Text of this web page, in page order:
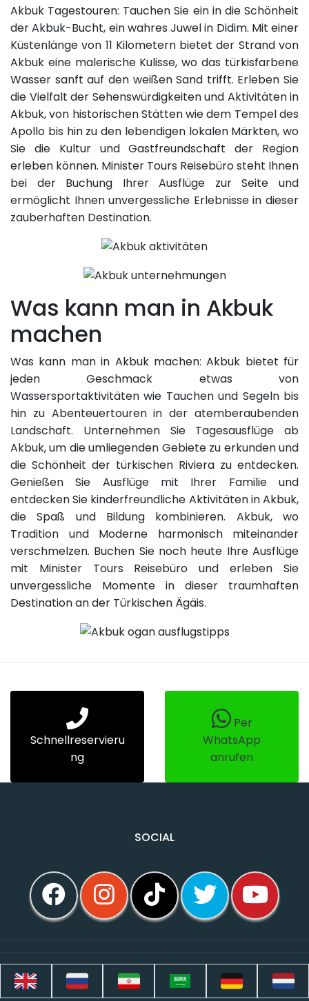
Akbuk Tagestouren: Tauchen Sie ein in die Schönheit
der Akbuk-Bucht, ein wahres Juwel in Didim. Mit einer
Küstenlänge von 11 Kilometern bietet der Strand von
Akbuk eine malerische Kulisse, wo das türkisfarbene
Wasser sanft auf den weißen Sand trifft. Erleben Sie
die Vielfalt der Sehenswürdigkeiten und Aktivitäten in
Akbuk, von historischen Stätten wie dem Tempel des
Apollo bis hin zu den lebendigen lokalen Märkten, wo
Sie die Kultur und Gastfreundschaft der Region
erleben können. Minister Tours Reisebüro steht Ihnen
bei der Buchung Ihrer Ausflüge zur Seite und
ermöglicht Ihnen unvergessliche Erlebnisse in dieser
zauberhaften Destination.
Was kann man in Akbuk
machen
Was kann man in Akbuk machen: Akbuk bietet für
jeden Geschmack etwas von
Wassersportaktivitäten wie Tauchen und Segeln bis
hin zu Abenteuertouren in der atemberaubenden
Landschaft. Unternehmen Sie Tagesausflüge ab
Akbuk, um die umliegenden Gebiete zu erkunden und
die Schönheit der türkischen Riviera zu entdecken.
Genießen Sie Ausflüge mit Ihrer Familie und
entdecken Sie kinderfreundliche Aktivitäten in Akbuk,
die Spaß und Bildung kombinieren. Akbuk, wo
Tradition und Moderne harmonisch miteinander
verschmelzen. Buchen Sie noch heute Ihre Ausflüge
mit Minister Tours Reisebüro und erleben Sie
unvergessliche Momente in dieser traumhaften
Destination an der Türkischen Ägäis.
Schnellreservieru
ng
Per
WhatsApp
anrufen
SOCIAL